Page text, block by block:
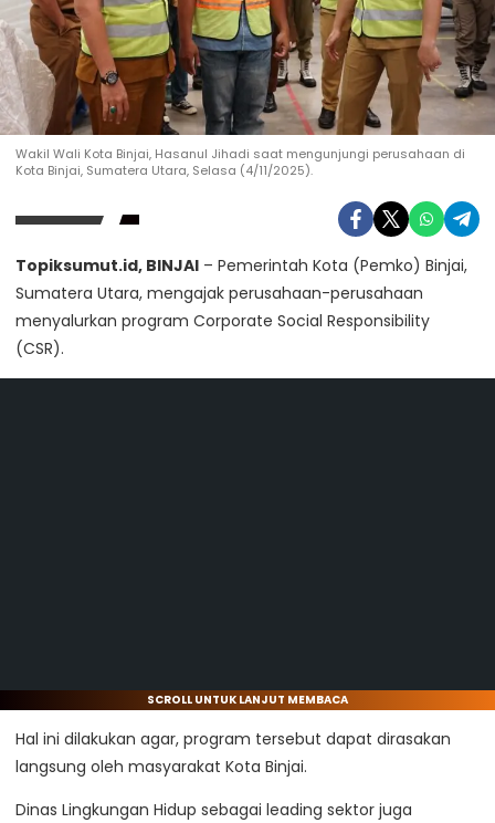
Wakil Wali Kota Binjai, Hasanul Jihadi saat mengunjungi perusahaan di
Kota Binjai, Sumatera Utara, Selasa (4/11/2025).
Topiksumut.id, BINJAI – Pemerintah Kota (Pemko) Binjai,
Sumatera Utara, mengajak perusahaan-perusahaan
menyalurkan program Corporate Social Responsibility
(CSR).
SCROLL UNTUK LANJUT MEMBACA
Hal ini dilakukan agar, program tersebut dapat dirasakan
langsung oleh masyarakat Kota Binjai.
Dinas Lingkungan Hidup sebagai leading sektor juga